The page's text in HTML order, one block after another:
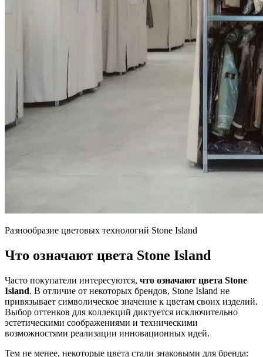
Разнообразие цветовых технологий Stone Island
Что означают цвета Stone Island
Часто покупатели интересуются, что означают цвета Stone
Island. В отличие от некоторых брендов, Stone Island не
привязывает символическое значение к цветам своих изделий.
Выбор оттенков для коллекций диктуется исключительно
эстетическими соображениями и техническими
возможностями реализации инновационных идей.
Тем не менее, некоторые цвета стали знаковыми для бренда: